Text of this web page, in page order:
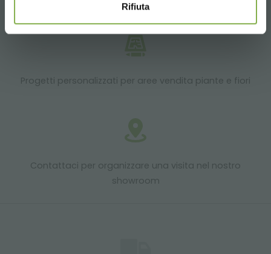
Rifiuta
Progetti personalizzati per aree vendita piante e fiori
Contattaci per organizzare una visita nel nostro
showroom